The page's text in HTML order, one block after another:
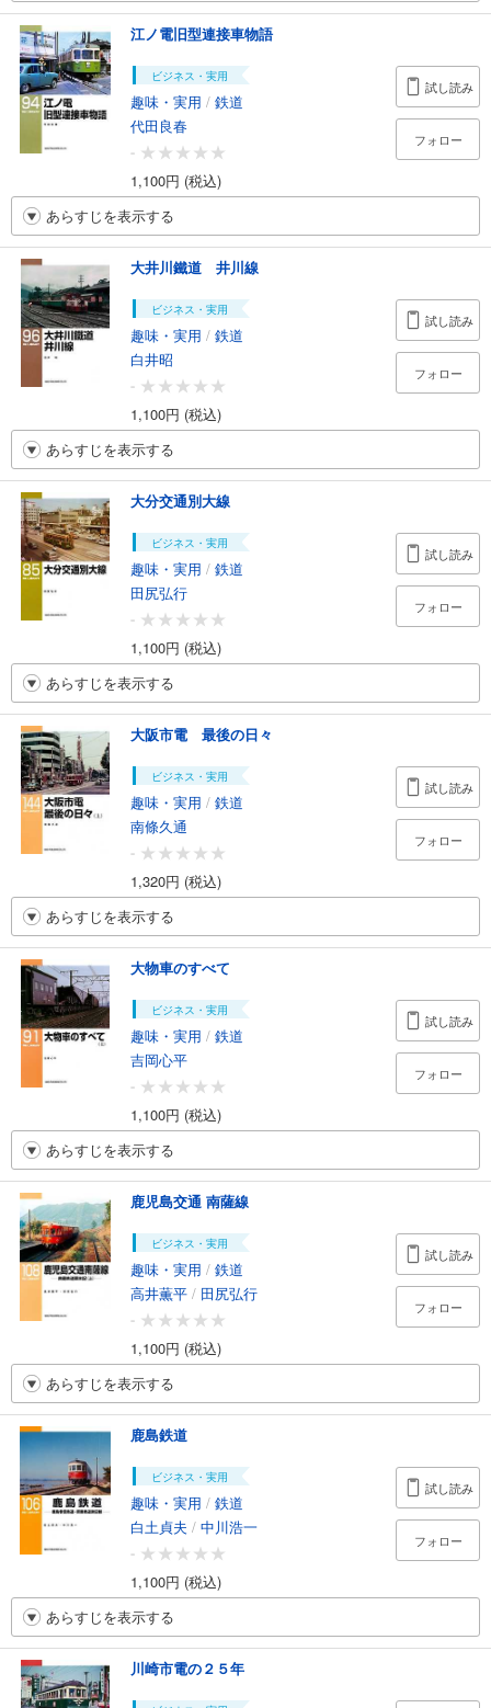
江ノ電旧型連接車物語
ビジネス・実用
趣味・実用 / 鉄道
代田良春
-
1,100円 (税込)
試し読み
フォロー
あらすじを表示する
大井川鐵道 井川線
ビジネス・実用
趣味・実用 / 鉄道
白井昭
-
1,100円 (税込)
試し読み
フォロー
あらすじを表示する
大分交通別大線
ビジネス・実用
趣味・実用 / 鉄道
田尻弘行
-
1,100円 (税込)
試し読み
フォロー
あらすじを表示する
大阪市電 最後の日々
ビジネス・実用
趣味・実用 / 鉄道
南條久通
-
1,320円 (税込)
試し読み
フォロー
あらすじを表示する
大物車のすべて
ビジネス・実用
趣味・実用 / 鉄道
吉岡心平
-
1,100円 (税込)
試し読み
フォロー
あらすじを表示する
鹿児島交通 南薩線
ビジネス・実用
趣味・実用 / 鉄道
高井薫平 / 田尻弘行
-
1,100円 (税込)
試し読み
フォロー
あらすじを表示する
鹿島鉄道
ビジネス・実用
趣味・実用 / 鉄道
白土貞夫 / 中川浩一
-
1,100円 (税込)
試し読み
フォロー
あらすじを表示する
川崎市電の２５年